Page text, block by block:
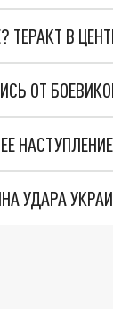
ТЕРАКТ В
ОТ
УДАРА